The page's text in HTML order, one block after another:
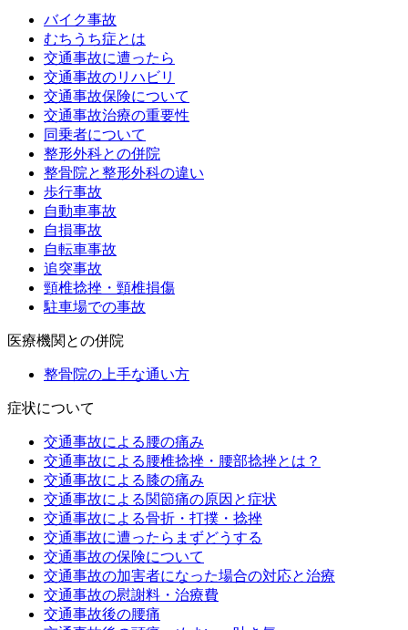
バイク事故
むちうち症とは
交通事故に遭ったら
交通事故のリハビリ
交通事故保険について
交通事故治療の重要性
同乗者について
整形外科との併院
整骨院と整形外科の違い
歩行事故
自動車事故
自損事故
自転車事故
追突事故
頸椎捻挫・頸椎損傷
駐車場での事故
医療機関との併院
整骨院の上手な通い方
症状について
交通事故による腰の痛み
交通事故による腰椎捻挫・腰部捻挫とは？
交通事故による膝の痛み
交通事故による関節痛の原因と症状
交通事故による骨折・打撲・捻挫
交通事故に遭ったらまずどうする
交通事故の保険について
交通事故の加害者になった場合の対応と治療
交通事故の慰謝料・治療費
交通事故後の腰痛